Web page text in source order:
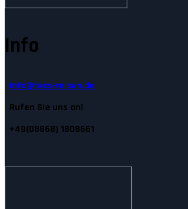
Info
Info@tecs-reisen.de
Rufen Sie uns an!
+49(08868) 1808661